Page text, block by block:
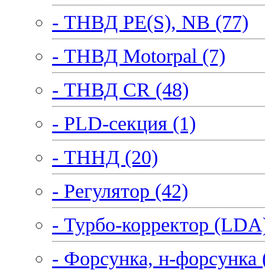
- ТНВД PE(S), NB (77)
- ТНВД Motorpal (7)
- ТНВД CR (48)
- PLD-секция (1)
- ТННД (20)
- Регулятор (42)
- Турбо-корректор
- Форсунка, н-форсунка